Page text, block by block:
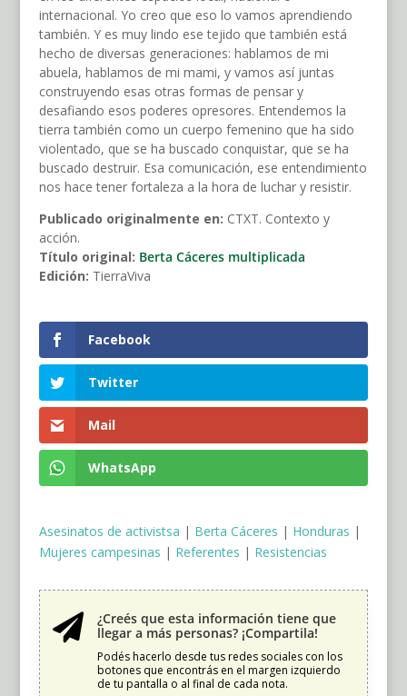
internacional. Yo creo que eso lo vamos aprendiendo
también. Y es muy lindo ese tejido que también está
hecho de diversas generaciones: hablamos de mi
abuela, hablamos de mi mami, y vamos así juntas
construyendo esas otras formas de pensar y
desafiando esos poderes opresores. Entendemos la
tierra también como un cuerpo femenino que ha sido
violentado, que se ha buscado conquistar, que se ha
buscado destruir. Esa comunicación, ese entendimiento
nos hace tener fortaleza a la hora de luchar y resistir.
Publicado originalmente en: CTXT. Contexto y
acción.
Título original: Berta Cáceres multiplicada
Edición: TierraViva
Facebook
Twitter
Mail
WhatsApp
Asesinatos de activistsa | Berta Cáceres | Honduras |
Mujeres campesinas | Referentes | Resistencias

¿Creés que esta información tiene que
llegar a más personas? ¡Compartila!
Podés hacerlo desde tus redes sociales con los
botones que encontrás en el margen izquierdo
de tu pantalla o al final de cada nota.